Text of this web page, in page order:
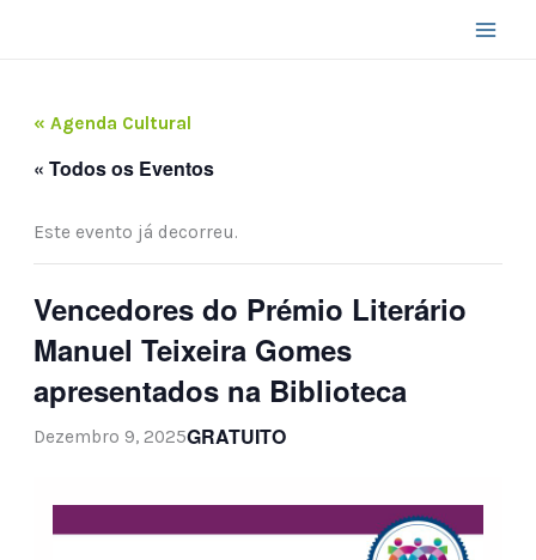
« Agenda Cultural
« Todos os Eventos
Este evento já decorreu.
Vencedores do Prémio Literário
Manuel Teixeira Gomes
apresentados na Biblioteca
Dezembro 9, 2025GRATUITO